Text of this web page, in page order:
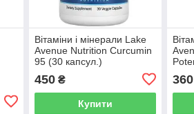
Вітаміни і мінерали Lake
Avenue Nutrition Curcumin
95 (30 капсул.)
450₴
Купити
360